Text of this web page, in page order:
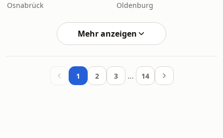
Osnabrück Oldenburg
Mehr anzeigen
1 2 3 … 14